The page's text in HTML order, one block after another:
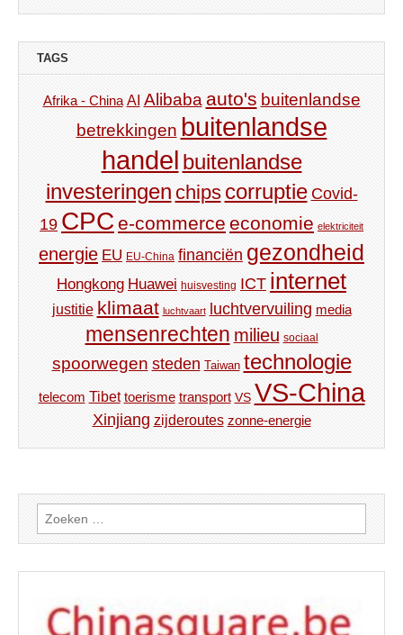
TAGS
Afrika - China AI Alibaba auto's buitenlandse
betrekkingen buitenlandse
handel buitenlandse
investeringen chips corruptie Covid-
19 CPC e-commerce economie elektriciteit
energie EU EU-China financiën gezondheid
Hongkong Huawei huisvesting ICT internet
justitie klimaat luchtvaart luchtvervuiling media
mensenrechten milieu sociaal
spoorwegen steden Taiwan technologie
telecom Tibet toerisme transport VS VS-China
Xinjiang zijderoutes zonne-energie
Zoeken
naar: